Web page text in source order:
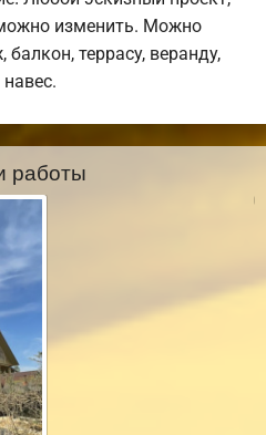
изменить. Можно
террасу, веранду,
работы